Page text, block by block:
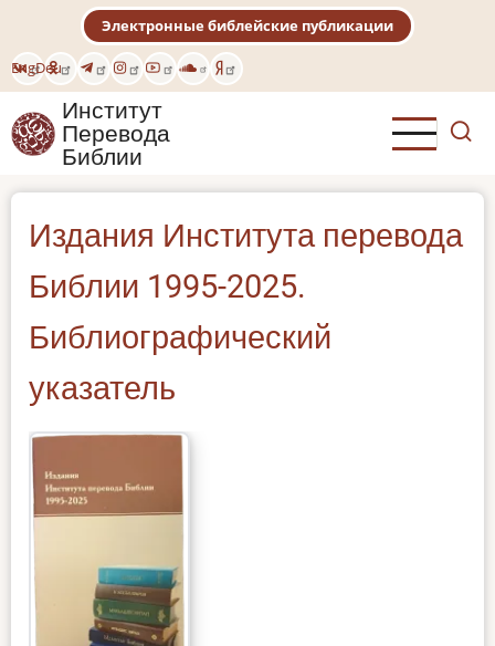
основному
содержанию
EngDeu
Электронные библейские публикации
Институт
Перевода
Библии
Издания Института перевода
Библии 1995-2025.
Библиографический
указатель